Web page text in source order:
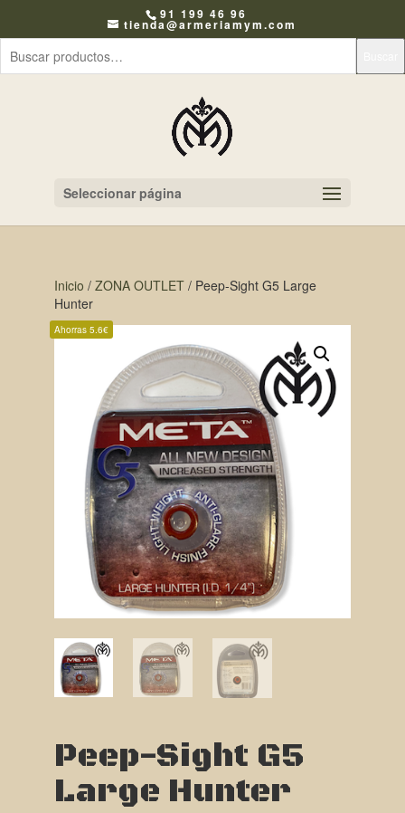
91 199 46 96
tienda@armeriamym.com
Seleccionar página
Inicio / ZONA OUTLET/ Peep-Sight G5 Large
Hunter
Ahorras 5.6€
Peep-Sight G5
Large Hunter